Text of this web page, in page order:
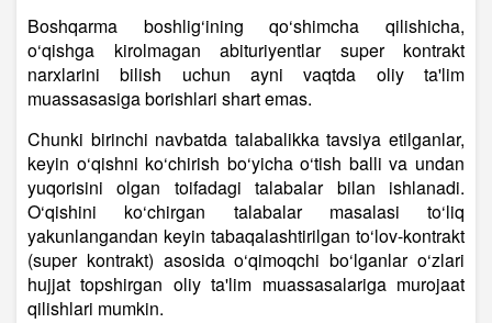
Boshqarma boshlig‘ining qo‘shimcha qilishicha,
o‘qishga kirolmagan abituriyentlar super kontrakt
narxlarini bilish uchun ayni vaqtda oliy ta'lim
muassasasiga borishlari shart emas.
Chunki birinchi navbatda talabalikka tavsiya etilganlar,
keyin o‘qishni ko‘chirish bo‘yicha o‘tish balli va undan
yuqorisini olgan toifadagi talabalar bilan ishlanadi.
O‘qishini ko‘chirgan talabalar masalasi to‘liq
yakunlangandan keyin tabaqalashtirilgan to‘lov-kontrakt
(super kontrakt) asosida o‘qimoqchi bo‘lganlar o‘zlari
hujjat topshirgan oliy ta'lim muassasalariga murojaat
qilishlari mumkin.